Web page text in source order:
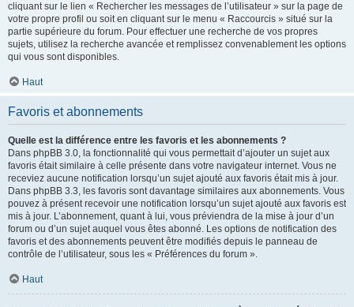
cliquant sur le lien « Rechercher les messages de l’utilisateur » sur la page de
votre propre profil ou soit en cliquant sur le menu « Raccourcis » situé sur la
partie supérieure du forum. Pour effectuer une recherche de vos propres
sujets, utilisez la recherche avancée et remplissez convenablement les options
qui vous sont disponibles.
Haut
Favoris et abonnements
Quelle est la différence entre les favoris et les abonnements ?
Dans phpBB 3.0, la fonctionnalité qui vous permettait d’ajouter un sujet aux
favoris était similaire à celle présente dans votre navigateur internet. Vous ne
receviez aucune notification lorsqu’un sujet ajouté aux favoris était mis à jour.
Dans phpBB 3.3, les favoris sont davantage similaires aux abonnements. Vous
pouvez à présent recevoir une notification lorsqu’un sujet ajouté aux favoris est
mis à jour. L’abonnement, quant à lui, vous préviendra de la mise à jour d’un
forum ou d’un sujet auquel vous êtes abonné. Les options de notification des
favoris et des abonnements peuvent être modifiés depuis le panneau de
contrôle de l’utilisateur, sous les « Préférences du forum ».
Haut